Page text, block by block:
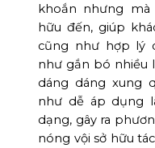
khoắn nhưng
hữu đến, giúp
cũng như hợp lý
như gắn bó nhiều
dáng dáng xung
như dễ áp dụng
dạng, gây ra
nóng vội sở hữu